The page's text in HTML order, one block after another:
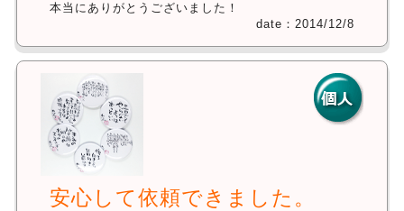
本当にありがとうございました！
date：2014/12/8
安心して依頼できました。